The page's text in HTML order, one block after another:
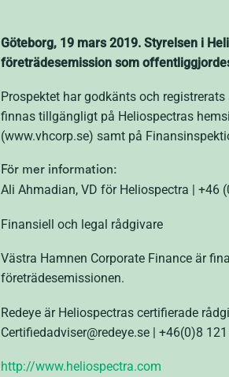
Göteborg, 19 mars 2019. Styrelsen i
företrädesemission som
Prospektet har godkänts och
finnas tillgängligt på Heliospectras
(www.vhcorp.se) samt på
För mer information:
Ali Ahmadian, VD för Heliospectra | +46
Finansiell och legal rådgivare
Västra Hamnen Corporate Finance är
företrädesemissionen.
Redeye är Heliospectras certifierade
Certifiedadviser@redeye.se | +46(0)8
http://www.heliospectra.com